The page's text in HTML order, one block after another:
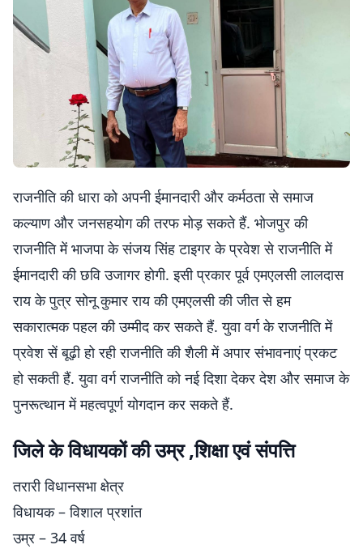
राजनीति की धारा को अपनी ईमानदारी और कर्मठता से समाज
कल्याण और जनसहयोग की तरफ मोड़ सकते हैं. भोजपुर की
राजनीति में भाजपा के संजय सिंह टाइगर के प्रवेश से राजनीति में
ईमानदारी की छवि उजागर होगी. इसी प्रकार पूर्व एमएलसी लालदास
राय के पुत्र सोनू कुमार राय की एमएलसी की जीत से हम
सकारात्मक पहल की उम्मीद कर सकते हैं. युवा वर्ग के राजनीति में
प्रवेश सें बूढ़ी हो रही राजनीति की शैली में अपार संभावनाएं प्रकट
हो सकती हैं. युवा वर्ग राजनीति को नई दिशा देकर देश और समाज के
पुनरूत्थान में महत्वपूर्ण योगदान कर सकते हैं.
जिले के विधायकों की उम्र ,शिक्षा एवं संपत्ति
तरारी विधानसभा क्षेत्र
विधायक – विशाल प्रशांत
उम्र – 34 वर्ष